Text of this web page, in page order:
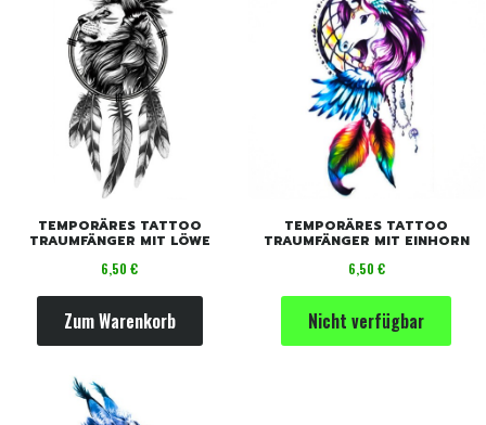
TEMPORÄRES TATTOO
TRAUMFÄNGER MIT LÖWE
Preis
6,50 €
Zum Warenkorb
TEMPORÄRES TATTOO
TRAUMFÄNGER MIT EINHORN
Preis
6,50 €
Nicht verfügbar